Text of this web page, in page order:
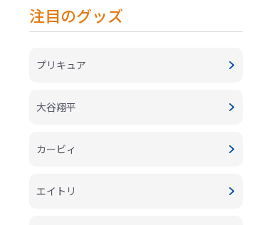
注目のグッズ
プリキュア
大谷翔平
カービィ
エイトリ